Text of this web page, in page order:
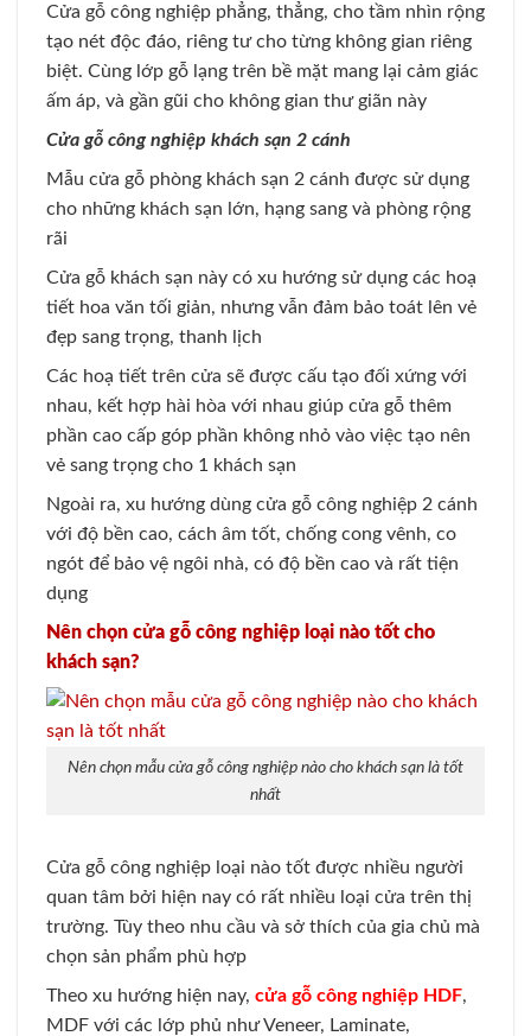
Cửa gỗ công nghiệp phẳng, thẳng, cho tầm nhìn rộng
tạo nét độc đáo, riêng tư cho từng không gian riêng
biệt. Cùng lớp gỗ lạng trên bề mặt mang lại cảm giác
ấm áp, và gần gũi cho không gian thư giãn này
Cửa gỗ công nghiệp khách sạn 2 cánh
Mẫu cửa gỗ phòng khách sạn 2 cánh được sử dụng
cho những khách sạn lớn, hạng sang và phòng rộng
rãi
Cửa gỗ khách sạn này có xu hướng sử dụng các hoạ
tiết hoa văn tối giản, nhưng vẫn đảm bảo toát lên vẻ
đẹp sang trọng, thanh lịch
Các hoạ tiết trên cửa sẽ được cấu tạo đối xứng với
nhau, kết hợp hài hòa với nhau giúp cửa gỗ thêm
phần cao cấp góp phần không nhỏ vào việc tạo nên
vẻ sang trọng cho 1 khách sạn
Ngoài ra, xu hướng dùng cửa gỗ công nghiệp 2 cánh
với độ bền cao, cách âm tốt, chống cong vênh, co
ngót để bảo vệ ngôi nhà, có độ bền cao và rất tiện
dụng
Nên chọn cửa gỗ công nghiệp loại nào tốt cho
khách sạn?
Nên chọn mẫu cửa gỗ công nghiệp nào cho khách sạn là tốt
nhất
Cửa gỗ công nghiệp loại nào tốt được nhiều người
quan tâm bởi hiện nay có rất nhiều loại cửa trên thị
trường. Tùy theo nhu cầu và sở thích của gia chủ mà
chọn sản phẩm phù hợp
Theo xu hướng hiện nay, cửa gỗ công nghiệp HDF,
MDF với các lớp phủ như Veneer, Laminate,